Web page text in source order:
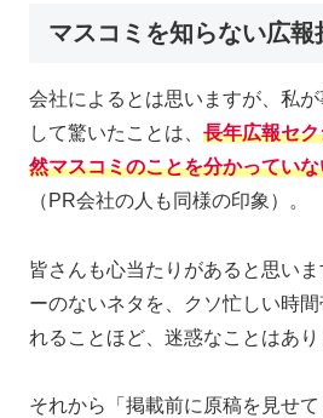
マスコミを知らない広報
会社によるとは思いますが、私
して驚いたことは、 長年広報セ
然マスコミのことを分かっていな
（PR会社の人も同様の印象）。
皆さんも心当たりがあると思い
ーのないネタを、クソ忙しい時
れることほど、迷惑なことはあり
それから「掲載前に原稿を見せ